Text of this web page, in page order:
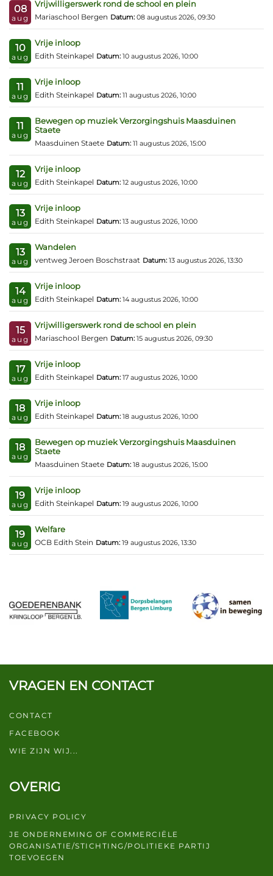
08
aug
Vrijwilligerswerk rond de school en plein
Mariaschool Bergen Datum: 08 augustus 2026, 09:30
10
aug
Vrije inloop
Edith Steinkapel Datum: 10 augustus 2026, 10:00
11
aug
Vrije inloop
Edith Steinkapel Datum: 11 augustus 2026, 10:00
11
aug
Bewegen op muziek Verzorgingshuis Maasduinen
Staete
Maasduinen Staete Datum: 11 augustus 2026, 15:00
12
aug
Vrije inloop
Edith Steinkapel Datum: 12 augustus 2026, 10:00
13
aug
Vrije inloop
Edith Steinkapel Datum: 13 augustus 2026, 10:00
13
aug
Wandelen
ventweg Jeroen Boschstraat Datum: 13 augustus 2026, 13:30
14
aug
Vrije inloop
Edith Steinkapel Datum: 14 augustus 2026, 10:00
15
aug
Vrijwilligerswerk rond de school en plein
Mariaschool Bergen Datum: 15 augustus 2026, 09:30
17
aug
Vrije inloop
Edith Steinkapel Datum: 17 augustus 2026, 10:00
18
aug
Vrije inloop
Edith Steinkapel Datum: 18 augustus 2026, 10:00
18
aug
Bewegen op muziek Verzorgingshuis Maasduinen
Staete
Maasduinen Staete Datum: 18 augustus 2026, 15:00
19
aug
Vrije inloop
Edith Steinkapel Datum: 19 augustus 2026, 10:00
19
aug
Welfare
OCB Edith Stein Datum: 19 augustus 2026, 13:30
VRAGEN EN CONTACT
CONTACT
FACEBOOK
WIE ZIJN WIJ...
OVERIG
PRIVACY POLICY
JE ONDERNEMING OF COMMERCIËLE
ORGANISATIE/STICHTING/POLITIEKE PARTIJ
TOEVOEGEN